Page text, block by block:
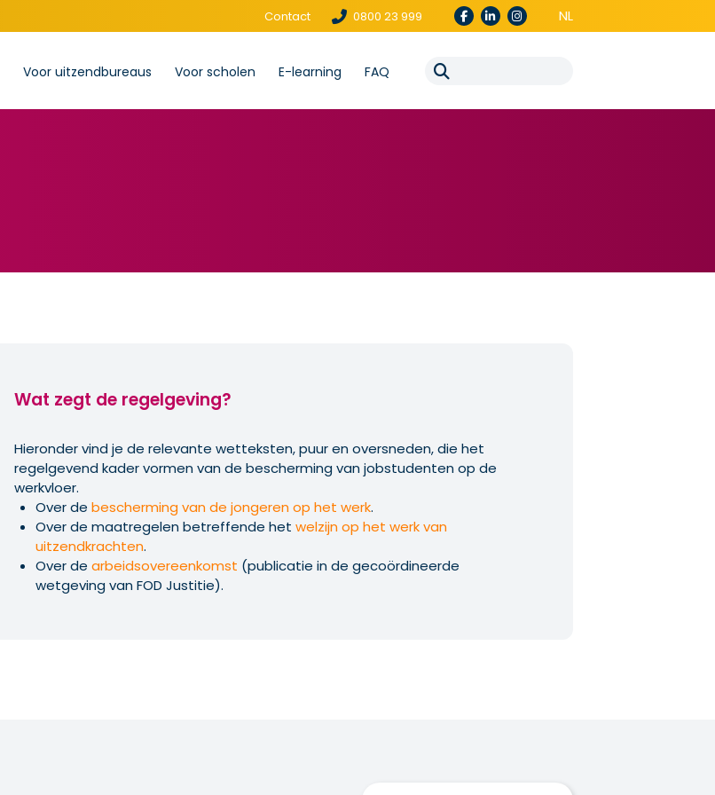
Contact 0800 23 999 NL
Voor uitzendbureaus Voor scholen E-learning FAQ
Wat zegt de regelgeving?
Hieronder vind je de relevante wetteksten, puur en oversneden, die het
regelgevend kader vormen van de bescherming van jobstudenten op de
werkvloer.
Over debescherming van de jongeren op het werk.
Over de maatregelen betreffende hetwelzijn op het werk van
uitzendkrachten.
Over dearbeidsovereenkomst (publicatie in de gecoördineerde
wetgeving van FOD Justitie).